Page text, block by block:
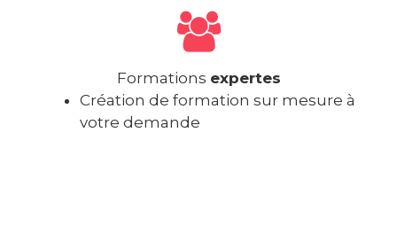
Formations expertes
Création de formation sur mesure à
votre demande